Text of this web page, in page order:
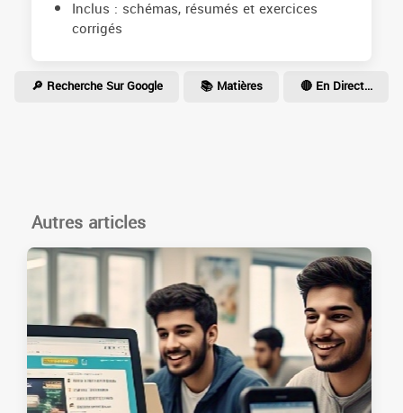
Inclus : schémas, résumés et exercices
corrigés
🔎 Recherche Sur Google 📚 Matières 🔴 En Direct...
Autres articles